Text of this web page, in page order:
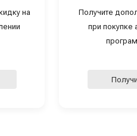
на
Получите
при покупке